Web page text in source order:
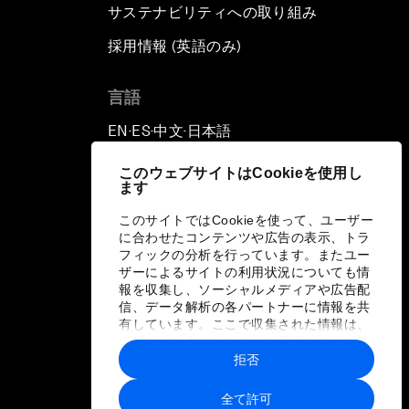
このウェブサイトはCookieを使用し
ます
このサイトではCookieを使って、ユーザー
に合わせたコンテンツや広告の表示、トラ
フィックの分析を行っています。またユー
ザーによるサイトの利用状況についても情
報を収集し、ソーシャルメディアや広告配
信、データ解析の各パートナーに情報を共
有しています。ここで収集された情報は、
ユーザーが各パートナーに提供した他の情
報や各パートナーのサービスを使用した際
に収集された情報と組み合わされ、各パー
トナーによって使用されることがありま
全て許可
拒否
サステナビリティへの取り組み
採用情報 (英語のみ)
言語
EN ▪ ES▪中文▪ 日本語